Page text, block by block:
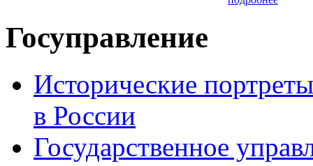
Госуправление
Исторические
в России
Государственное